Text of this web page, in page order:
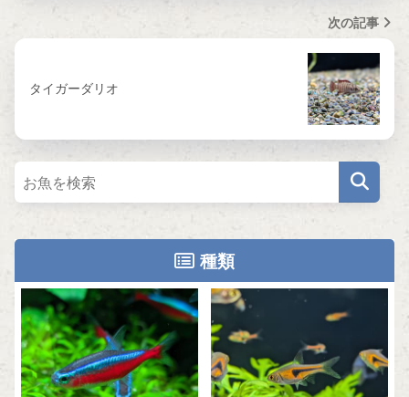
次の記事
タイガーダリオ
種類